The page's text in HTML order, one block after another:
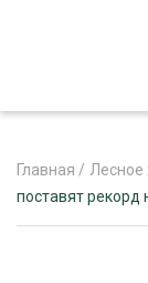
Главная / Лесное
поставят